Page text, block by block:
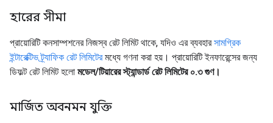
হারের সীমা
প্রায়োরিটি কনসাম্পশনের নিজস্ব রেট লিমিট থাকে, যদিও এর ব্যবহারসামগ্রিক
ইন্টারেক্টিভ ট্র্যাফিক রেট লিমিটেরমধ্যে গণনা করা হয়। প্রায়োরিটি ইনফারেন্সের জন্য
ডিফল্ট রেট লিমিট হলো মডেল/টিয়ারের স্ট্যান্ডার্ড রেট লিমিটের ০.৩ গুণ।
মার্জিত অবনমন যুক্তি